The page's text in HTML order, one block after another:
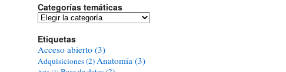
Categorías temáticas
Categorías
Etiquetas
Acceso abierto (3)
Adquisiciones(2) Anatomía (3)